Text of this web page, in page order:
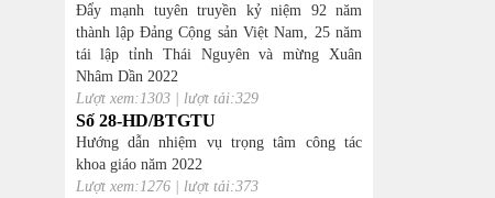
Đẩy mạnh tuyên truyền kỷ niệm 92 năm
thành lập Đảng Cộng sản Việt Nam, 25 năm
tái lập tỉnh Thái Nguyên và mừng Xuân
Nhâm Dần 2022
Lượt xem:1303 | lượt tải:329
Số 28-HD/BTGTU
Hướng dẫn nhiệm vụ trọng tâm công tác
khoa giáo năm 2022
Lượt xem:1276 | lượt tải:373